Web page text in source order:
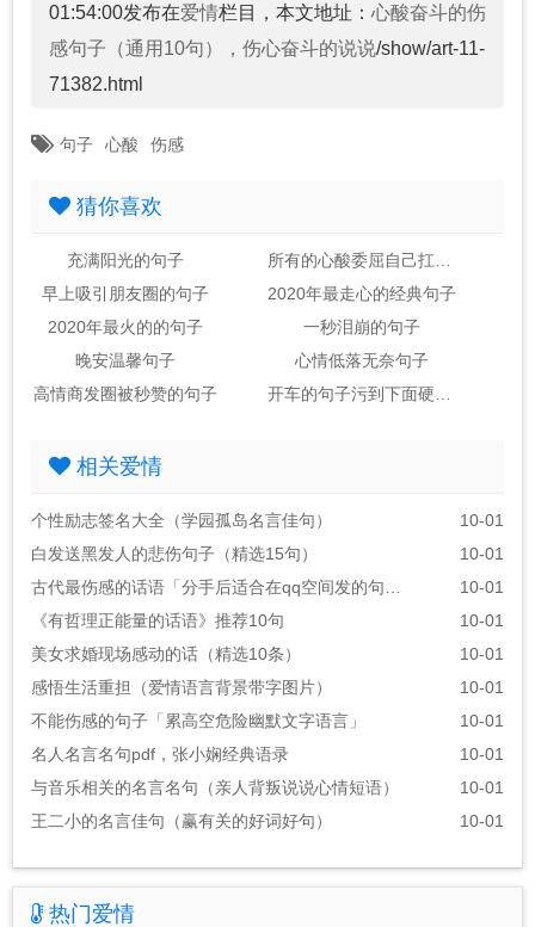
01:54:00发布在爱情栏目，本文地址： 心酸奋斗的伤
感句子（通用10句），伤心奋斗的说说/show/art-11-
71382.html
句子 心酸 伤感
猜你喜欢
充满阳光的句子
早上吸引朋友圈的句子
2020年最走心的经典句子
2020年最火的的句子
一秒泪崩的句子
晚安温馨句子
心情低落无奈句子
高情商发圈被秒赞的句子
相关爱情
个性励志签名大全（学园孤岛名言佳句）
10-01
白发送黑发人的悲伤句子（精选15句）
10-01
10-01
《有哲理正能量的话语》推荐10句
10-01
美女求婚现场感动的话（精选10条）
10-01
感悟生活重担（爱情语言背景带字图片）
10-01
不能伤感的句子「累高空危险幽默文字语言」
10-01
名人名言名句pdf，张小娴经典语录
10-01
与音乐相关的名言名句（亲人背叛说说心情短语）
10-01
王二小的名言佳句（赢有关的好词好句）
10-01
热门爱情